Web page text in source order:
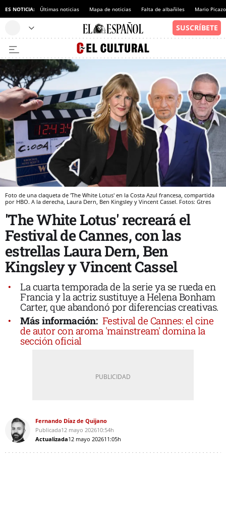
ES NOTICIA: Últimas noticias Mapa de noticias Falta de albañiles Mario
Foto de una claqueta de 'The White Lotus' en la Costa Azul francesa, compartida
por HBO. A la derecha, Laura Dern, Ben Kingsley y Vincent Cassel. Fotos: Gtres
'The White Lotus' recreará el
Festival de Cannes, con las
estrellas Laura Dern, Ben
Kingsley y Vincent Cassel
La cuarta temporada de la serie ya se rueda en
Francia y la actriz sustituye a Helena Bonham
Carter, que abandonó por diferencias creativas.
Más información: Festival de Cannes: el cine
de autor con aroma 'mainstream' domina la
sección oficial
Fernando Díaz de Quijano
Publicada12 mayo 202610:54h
Actualizada12 mayo 202611:05h